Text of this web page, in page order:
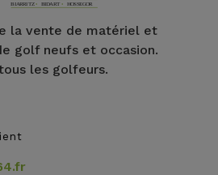
la vente de matériel et
golf neufs et occasion.
les golfeurs.